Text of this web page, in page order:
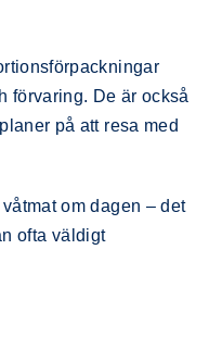
förvaring. De är också
på att resa med
om dagen – det
ofta väldigt